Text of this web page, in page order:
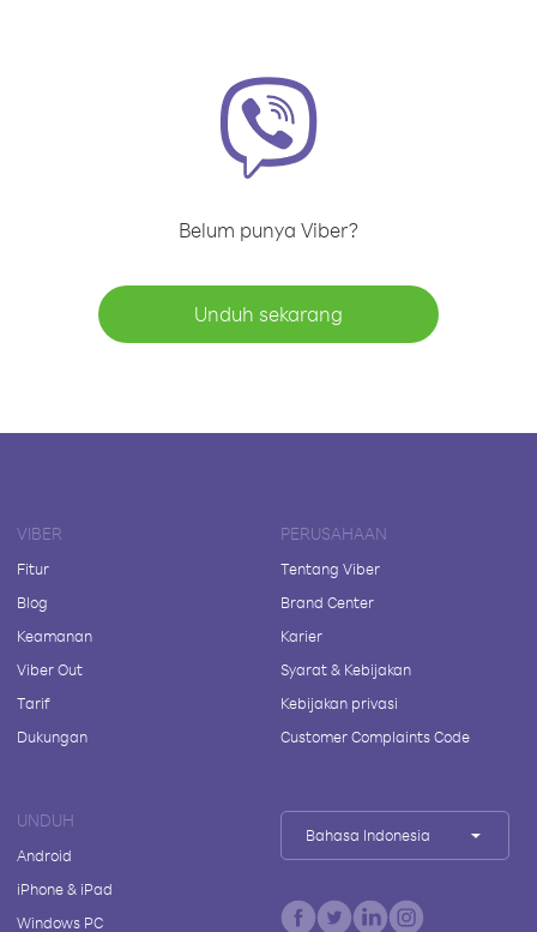
Belum punya Viber?
Unduh sekarang
VIBER
Fitur
Blog
Keamanan
Viber Out
Tarif
Dukungan
PERUSAHAAN
Tentang Viber
Brand Center
Karier
Syarat & Kebijakan
Kebijakan privasi
Customer Complaints Code
UNDUH
Android
iPhone & iPad
Windows PC
Bahasa Indonesia